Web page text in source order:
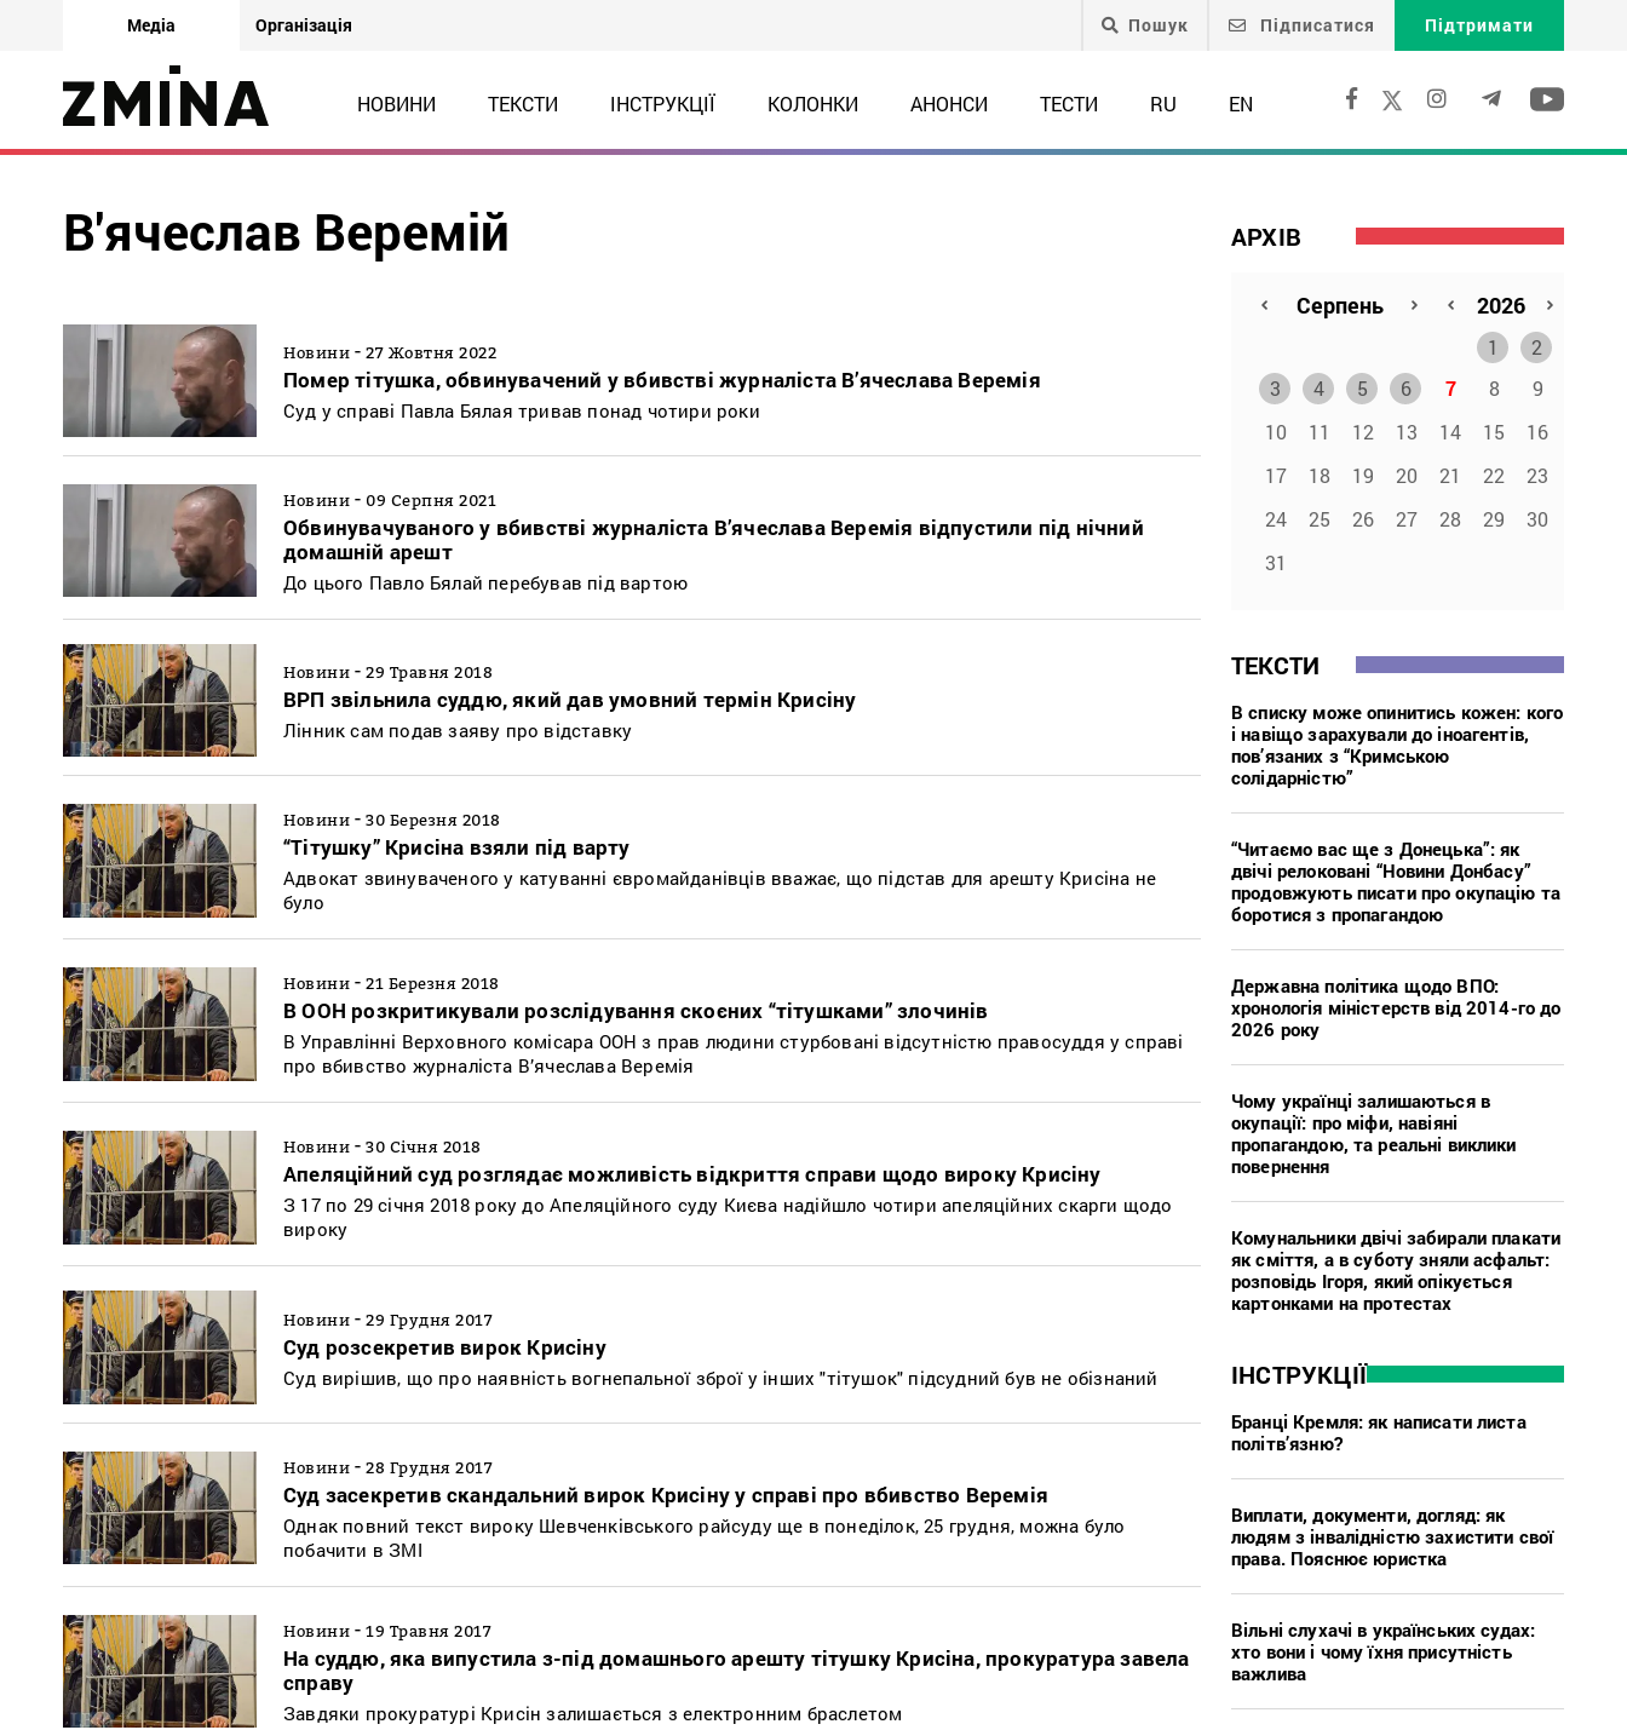
Медіа Організація Пошук Підписатися Підтримати
НОВИНИ ТЕКСТИ ІНСТРУКЦІЇ КОЛОНКИ АНОНСИ ТЕСТИ RU EN
В'ячеслав Веремій
Новини - 27 Жовтня 2022
Помер тітушка, обвинувачений у вбивстві журналіста В’ячеслава Веремія
Суд у справі Павла Бялая тривав понад чотири роки
Новини - 09 Серпня 2021
Обвинувачуваного у вбивстві журналіста В’ячеслава Веремія відпустили під нічний
домашній арешт
До цього Павло Бялай перебував під вартою
Новини - 29 Травня 2018
ВРП звільнила суддю, який дав умовний термін Крисіну
Лінник сам подав заяву про відставку
Новини - 30 Березня 2018
“Тітушку” Крисіна взяли під варту
Адвокат звинуваченого у катуванні євромайданівців вважає, що підстав для арешту Крисіна не
було
Новини - 21 Березня 2018
В ООН розкритикували розслідування скоєних “тітушками” злочинів
В Управлінні Верховного комісара ООН з прав людини стурбовані відсутністю правосуддя у справі
про вбивство журналіста В’ячеслава Веремія
Новини - 30 Січня 2018
Апеляційний суд розглядає можливість відкриття справи щодо вироку Крисіну
З 17 по 29 січня 2018 року до Апеляційного суду Києва надійшло чотири апеляційних скарги щодо
вироку
Новини - 29 Грудня 2017
Суд розсекретив вирок Крисіну
Суд вирішив, що про наявність вогнепальної зброї у інших "тітушок" підсудний був не обізнаний
Новини - 28 Грудня 2017
Суд засекретив скандальний вирок Крисіну у справі про вбивство Веремія
Однак повний текст вироку Шевченківського райсуду ще в понеділок, 25 грудня, можна було
побачити в ЗМІ
Новини - 19 Травня 2017
На суддю, яка випустила з-під домашнього арешту тітушку Крисіна, прокуратура завела
справу
Завдяки прокуратурі Крисін залишається з електронним браслетом
АРХІВ
1
2
3
4 5 6 7 8
9
10
11 12 13 14 15
16
17
18 19 20 21 22
23
24
25 26 27 28 29
30
31
ТЕКСТИ
В списку може опинитись кожен: кого
і навіщо зарахували до іноагентів,
пов’язаних з “Кримською
солідарністю”
“Читаємо вас ще з Донецька”: як
двічі релоковані “Новини Донбасу”
продовжують писати про окупацію та
боротися з пропагандою
Державна політика щодо ВПО:
хронологія міністерств від 2014-го до
2026 року
Чому українці залишаються в
окупації: про міфи, навіяні
пропагандою, та реальні виклики
повернення
Комунальники двічі забирали плакати
як сміття, а в суботу зняли асфальт:
розповідь Ігоря, який опікується
картонками на протестах
ІНСТРУКЦІЇ
Бранці Кремля: як написати листа
політв’язню?
Виплати, документи, догляд: як
людям з інвалідністю захистити свої
права. Пояснює юристка
Вільні слухачі в українських судах:
хто вони і чому їхня присутність
важлива